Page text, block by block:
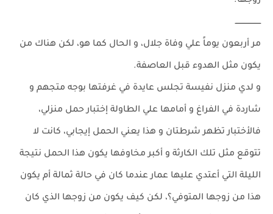
ـــــــــــــــــــــ
مر أربعون يوماً علي وفاة جلال، و الحال كما هو، لكن هناك من
يكون مثل الهدوء قبل العاصفة.
و لدي منزل نفيسة تجلس عايدة في غرفتها بوجه متجهم و
شاردة في الفراغ و أمامها علي الطاولة إختبار حمل منزلي،
فالأختبار تظهر شرطتان و هذا يعني الحمل إيجابي، كانت لا
تتوقع مثل تلك الكارثة و أكبر مخاوفها يكون هذا الحمل نتيجة
الليلة التي أعتدي عليها عمار عندما كان في حالة ثمالة أم يكون
هذا من زوجها المتوفي؟، لكن كيف يكون من زوجها الذي كان